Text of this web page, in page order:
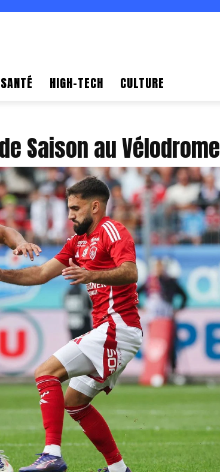
SANTÉ HIGH-TECH CULTURE
Saison au Vélodrome